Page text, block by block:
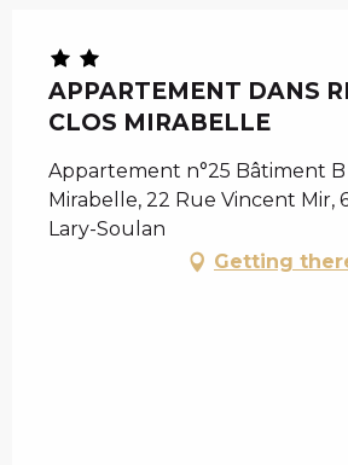
APPARTEMENT DANS
CLOS MIRABELLE
Appartement n°25 Bâtiment B
Mirabelle, 22 Rue Vincent Mir,
Lary-Soulan
Getting